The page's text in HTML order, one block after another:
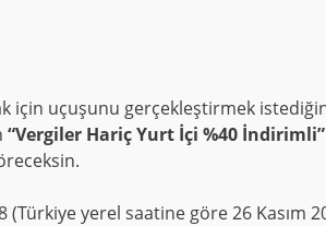
için uçuşunu gerçekleştirmek
“Vergiler Hariç Yurt İçi %40
(Türkiye yerel saatine göre 26 Kasım